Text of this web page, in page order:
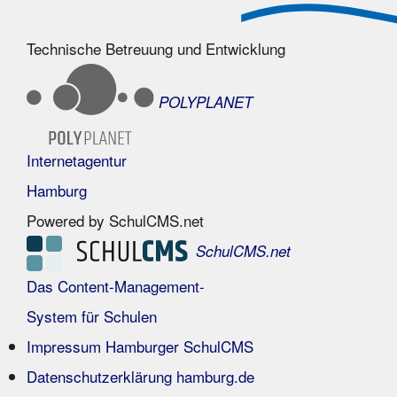
Technische Betreuung und Entwicklung
POLYPLANET
Internetagentur
Hamburg
Powered by SchulCMS.net
SchulCMS.net
Das Content-Management-
System für Schulen
Impressum Hamburger SchulCMS
Datenschutzerklärung hamburg.de